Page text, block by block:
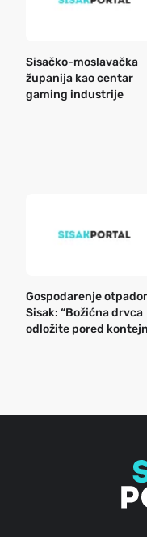
Sisačko-moslavačka
županija kao centar
gaming industrije
Gospodarenje
Sisak: “Božićna drvca
odložite pored